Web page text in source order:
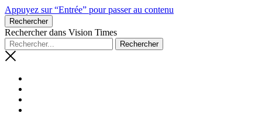
Appuyez sur “Entrée” pour passer au contenu
Rechercher
Rechercher dans Vision Times